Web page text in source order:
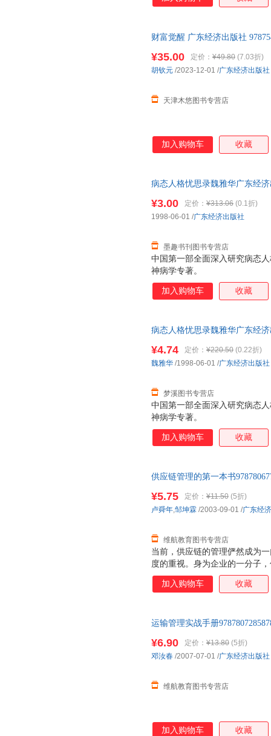
财富觉醒 广东经济出版社
¥35.00 定价： ¥49.80 (7.03折)
天津木悠图书专营店
胡钦元 /2023-12-01 /广东经济出版社
加入购物车 收藏
病态人格忧思录魏雅华广东经
中国第一部全面深入研究病态
神病学专著。
¥3.00 定价： ¥313.06 (0.1折)
墨趣书刊图书专营店
1998-06-01 /广东经济出版社
加入购物车 收藏
病态人格忧思录魏雅华广东经
中国第一部全面深入研究病态
神病学专著。
¥4.74 定价： ¥220.50 (0.22折)
梦溪图书专营店
魏雅华 /1998-06-01 /广东经济出版社
加入购物车 收藏
供应链管理的第一本书
当前，供应链的管理俨然成为
度的重视。身为企业的一分子
悄悄地在整个产业中蔓延——你
统的导入，并希望借此取代过
应链管理对你来说只是一门看
所积累的专业知识，加上长期
验，以实务为导向，并结合当
¥5.75 定价： ¥11.50 (5折)
维航教育图书专营店
卢舜年,邹坤霖 /2003-09-01 /广东经
加入购物车 收藏
运输管理实战手册
¥6.90 定价： ¥13.80 (5折)
维航教育图书专营店
邓汝春 /2007-07-01 /广东经济出版社
加入购物车 收藏